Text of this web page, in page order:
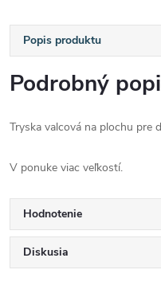
Popis produktu
Podrobný
Tryska valcová na plochu pre
V ponuke viac veľkostí.
Hodnotenie
Diskusia